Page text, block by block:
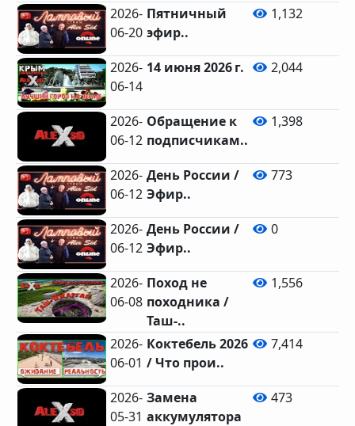
2026-
06-20
Пятничный
эфир..
1,132
2026-
06-14
14 июня 2026 г. 2,044
2026-
06-12
Обращение к
подписчикам..
1,398
2026-
06-12
День России /
Эфир..
773
2026-
06-12
День России /
Эфир..
0
2026-
06-08
Поход не
походника /
Таш-..
1,556
2026-
06-01
Коктебель 2026
/ Что прои..
7,414
2026-
05-31
Замена
аккумулятора
473